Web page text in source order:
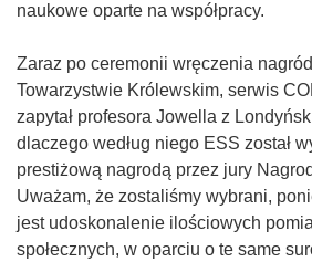
naukowe oparte na współpracy.
Zaraz po ceremonii wręczenia
Towarzystwie Królewskim, serwis
zapytał profesora Jowella z
dlaczego według niego ESS został
prestiżową nagrodą przez jury
Uważam, że zostaliśmy wybrani,
jest udoskonalenie ilościowych
społecznych, w oparciu o te same